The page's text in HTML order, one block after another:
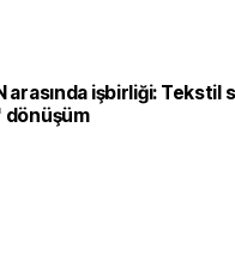
arasında işbirliği:
dönüşüm